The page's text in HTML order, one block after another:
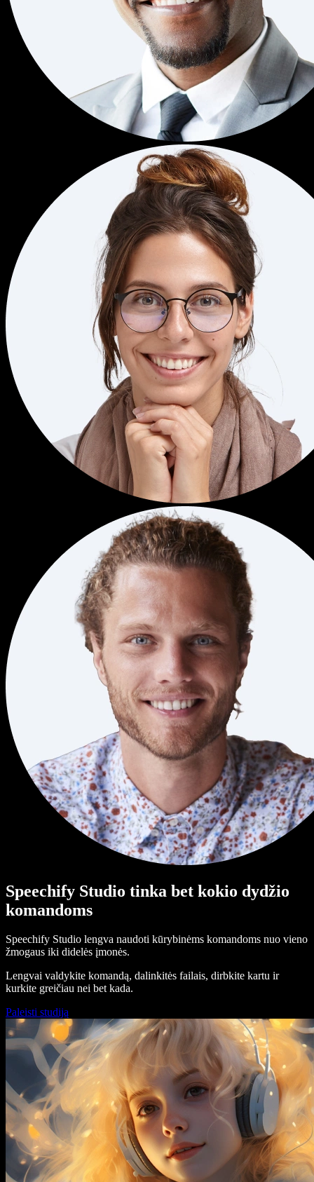
Speechify Studio tinka bet kokio dydžio
komandoms
Speechify Studio lengva naudoti kūrybinėms komandoms nuo vieno
žmogaus iki didelės įmonės.
Lengvai valdykite komandą, dalinkitės failais, dirbkite kartu ir
kurkite greičiau nei bet kada.
Paleisti studiją